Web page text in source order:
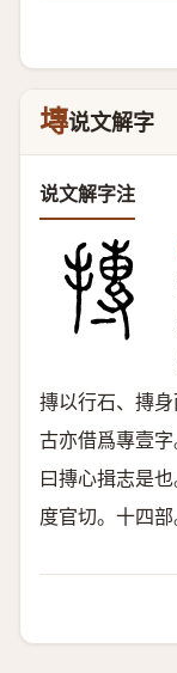
塼说文解字
说文解字注
摶以行石、摶
古亦借爲專壹
曰摶心揖志是
度官切。十四部